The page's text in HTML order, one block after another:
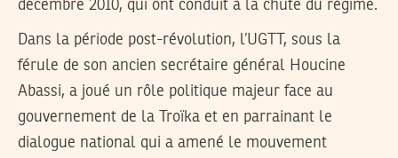
décembre 2010, qui ont conduit à la chute du régime.
Dans la période post-révolution, l’UGTT, sous la
férule de son ancien secrétaire général Houcine
Abassi, a joué un rôle politique majeur face au
gouvernement de la Troïka et en parrainant le
dialogue national qui a amené le mouvement